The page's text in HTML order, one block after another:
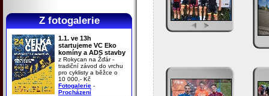
Z fotogalerie
1.1. ve 13h
startujeme VC Eko
komíny a ADS stavby
z Rokycan na Žďár -
tradiční závod do vrchu
pro cyklisty a běžce o
10 000,- Kč
Fotogalerie -
Procházení